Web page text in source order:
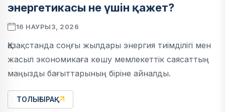
энергетикасы не үшін қажет?
16 НАУРЫЗ, 2026
Қазақстанда соңғы жылдары энергия тиімділігі мен
жасыл экономикаға көшу мемлекеттік саясаттың
маңызды бағыттарының біріне айналды.
ТОЛЫҒЫРАҚ